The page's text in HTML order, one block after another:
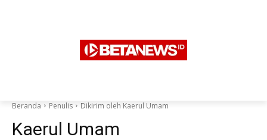
Beranda Penulis Dikirim oleh Kaerul Umam
Kaerul Umam